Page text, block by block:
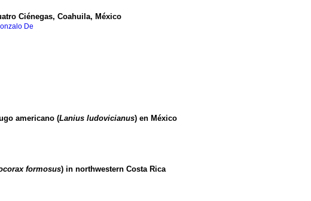
Ciénegas, Coahuila, México
De
americano (Lanius ludovicianus) en México
formosus) in northwestern Costa Rica